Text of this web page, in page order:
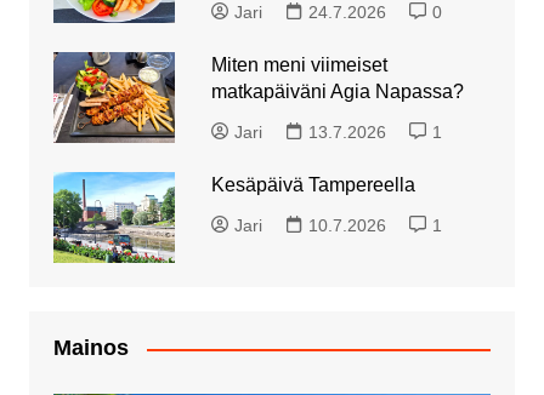
Jari 24.7.2026 0
Miten meni viimeiset
matkapäiväni Agia Napassa?
Jari 13.7.2026 1
Kesäpäivä Tampereella
Jari 10.7.2026 1
Mainos